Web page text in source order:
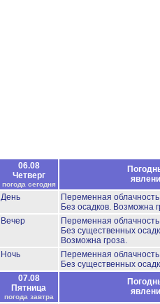
06.08
Четверг
погода сегодня
День
Переменная
Без осадков. Возможна
Вечер
Переменная
Без существенных
Возможна гроза.
Ночь
Переменная
Без существенных
07.08
Пятница
погода завтра